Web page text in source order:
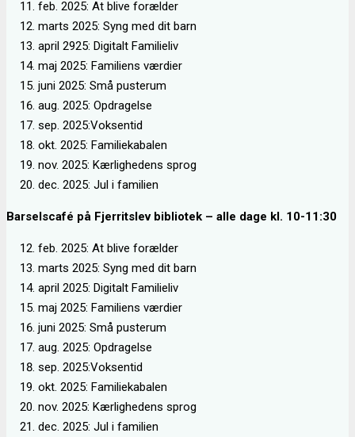
feb. 2025: At blive forælder
marts 2025: Syng med dit barn
april 2925: Digitalt Familieliv
maj 2025: Familiens værdier
juni 2025: Små pusterum
aug. 2025: Opdragelse
sep. 2025:Voksentid
okt. 2025: Familiekabalen
nov. 2025: Kærlighedens sprog
dec. 2025: Jul i familien
Barselscafé på Fjerritslev bibliotek – alle dage kl. 10-11:30
feb. 2025: At blive forælder
marts 2025: Syng med dit barn
april 2025: Digitalt Familieliv
maj 2025: Familiens værdier
juni 2025: Små pusterum
aug. 2025: Opdragelse
sep. 2025:Voksentid
okt. 2025: Familiekabalen
nov. 2025: Kærlighedens sprog
dec. 2025: Jul i familien